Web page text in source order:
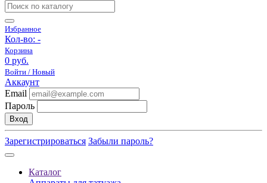
Избранное
Кол-во: -
Корзина
0 руб.
Войти / Новый
Аккаунт
Email
Пароль
Вход
Зарегистрироваться Забыли пароль?
Каталог